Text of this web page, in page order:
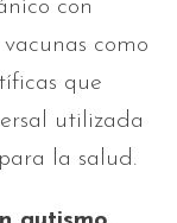
con
como
que
utilizada
la salud.